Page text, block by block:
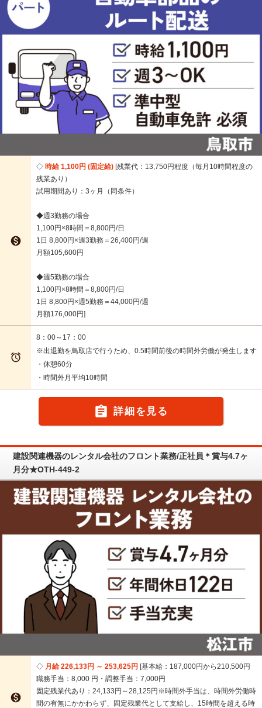

時給 1,100円 (固定給) 残業代：13,750円程度（毎月10時間程度の
残業あり）
試用期間あり：3ヶ月（同条件）
◆週3勤務の場合
1,100円×8時間＝8,800円/日
1日 8,800円×週3勤務＝26,400円/週
月額105,600円
◆週5勤務の場合
1,100円×8時間＝8,800円/日
1日 8,800円×週5勤務＝44,000円/週
月額176,000円

8：00～17：00
※出退勤を鳥取店で行うため、0.5時間前後の時間外労働が発生します
・休憩60分
・時間外月平均10時間
 詳細を見る
建設関連機器のレンタル会社のフロント業務/正社員＊賞与4.7ヶ
月分★OTH-449-2

月給 226,133円 ～ 253,625円 基本給：187,000円から210,500円
職務手当：8,000 円・調整手当：7,000円
固定残業代あり：24,133円～28,125円※時間外手当は、時間外労働時
間の有無にかかわらず、固定残業代として支給し、15時間を超える時